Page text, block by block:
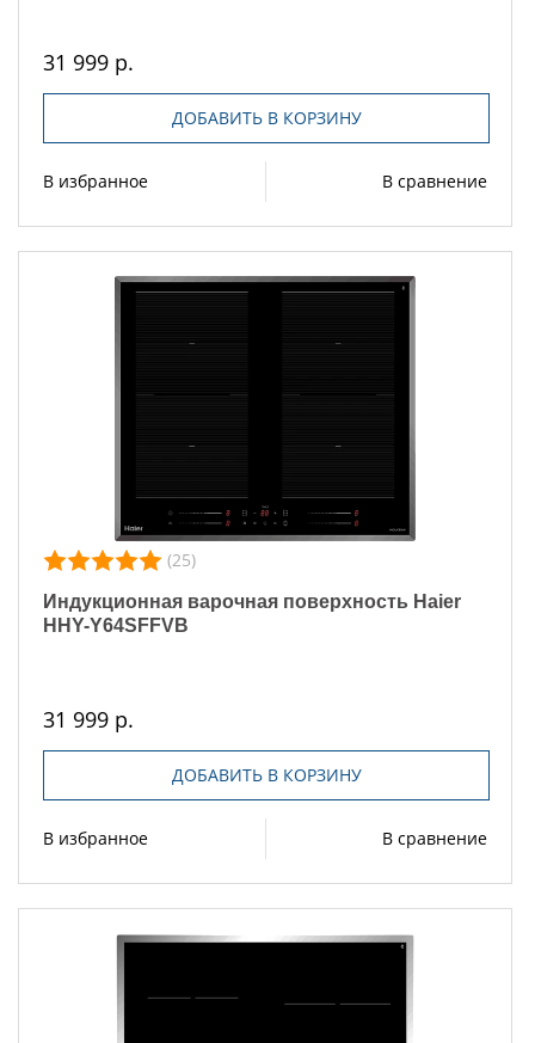
31 999 р.
ДОБАВИТЬ В КОРЗИНУ
В избранное В сравнение
(25)
Индукционная варочная поверхность Haier
HHY-Y64SFFVB
31 999 р.
ДОБАВИТЬ В КОРЗИНУ
В избранное В сравнение